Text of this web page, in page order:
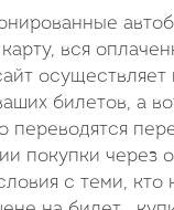
вся
билетов, а
переводятся
покупки через
с теми, кто